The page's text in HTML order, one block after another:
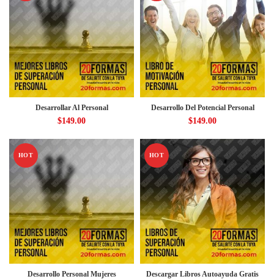
Desarrollar Al Personal
$149.00
Desarrollo Del Potencial Personal
$149.00
HOT
Desarrollo Personal Mujeres
HOT
Descargar Libros Autoayuda Gratis